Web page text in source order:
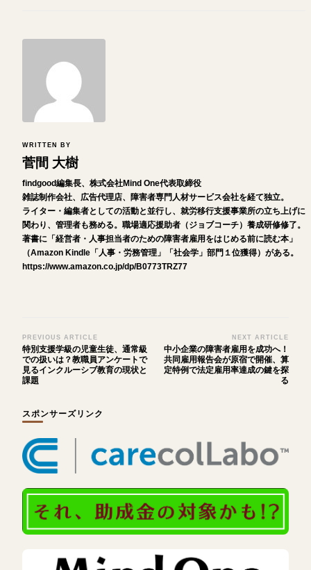
WRITTEN BY
菅間 大樹
findgood編集長、株式会社Mind One代表取締役
雑誌制作会社、広告代理店、障害者専門人材サービス会社を経て独立。
ライター・編集者としての活動と並行し、就労移行支援事業所の立ち上げに
関わり、管理者も務める。職場適応援助者（ジョブコーチ）養成研修修了。
著書に「経営者・人事担当者のための障害者雇用をはじめる前に読む本」
（Amazon Kindle「人事・労務管理」「社会学」部門１位獲得）がある。
https://www.amazon.co.jp/dp/B0773TRZ77
Post
Navigation
PREVIOUS ARTICLE
特別支援学級の児童生徒、通常級
での扱いは？教職員アンケートで
見るインクルーシブ教育の現状と
課題
NEXT ARTICLE
中小企業の障害者雇用を成功へ！
共同雇用報告会が原宿で開催、算
定特例で法定雇用率達成の鍵を探
る
スポンサーズリンク